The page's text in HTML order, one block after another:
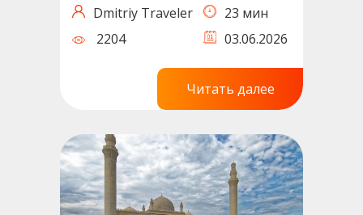
Dmitriy Traveler
23 мин
2204
03.06.2026
Читать далее